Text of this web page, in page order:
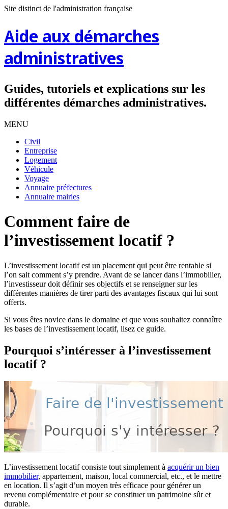
Site distinct de l'administration française
Aide aux démarches
administratives
Guides, tutoriels et explications sur les
différentes démarches administratives.
MENU
Civil
Entreprise
Logement
Véhicule
Voyage
Annuaire préfectures
Annuaire mairies
Comment faire de
l’investissement locatif ?
L’investissement locatif est un placement qui peut être rentable si
l’on sait comment s’y prendre. Avant de se lancer dans l’immobilier,
l’investisseur doit définir ses objectifs et se renseigner sur les
différentes manières de tirer parti des avantages fiscaux qui lui sont
offerts.
Si vous êtes novice dans le domaine et que vous souhaitez connaître
les bases de l’investissement locatif, lisez ce guide.
Pourquoi s’intéresser à l’investissement
locatif ?
L’investissement locatif consiste tout simplement à acquérir un bien
immobilier, appartement, maison, local commercial, etc., et le mettre
en location. Il s’agit d’un moyen très efficace pour générer un
revenu complémentaire et pour se constituer un patrimoine sûr et
durable.